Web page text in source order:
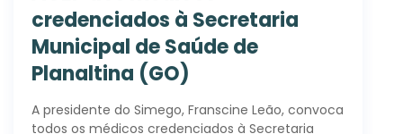
credenciados à Secretaria
Municipal de Saúde de
Planaltina (GO)
A presidente do Simego, Franscine Leão, convoca
todos os médicos credenciados à Secretaria